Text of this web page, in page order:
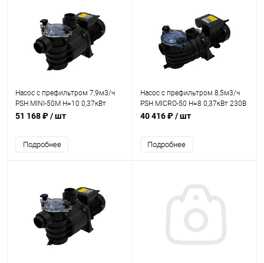
Насос с префильтром 7,9м3/ч
PSH MINI-50M Н=10 0,37кВт
230В (морская вода)
51 168 ₽/ шт
Подробнее
Насос с префильтром 8,5м3/ч
PSH MICRO-50 Н=8 0,37кВт 230В
(морская вода) (1MIC1050M2V)
40 416 ₽/ шт
Подробнее